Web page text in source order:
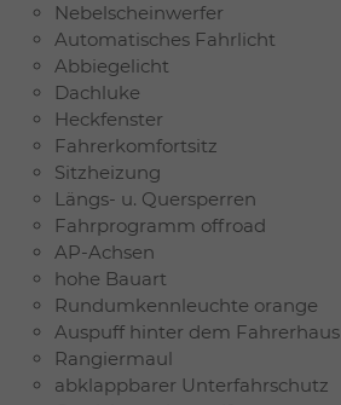
Nebelscheinwerfer
Automatisches Fahrlicht
Abbiegelicht
Dachluke
Heckfenster
Fahrerkomfortsitz
Sitzheizung
Längs- u. Quersperren
Fahrprogramm offroad
AP-Achsen
hohe Bauart
Rundumkennleuchte orange
Auspuff hinter dem Fahrerhaus
Rangiermaul
abklappbarer Unterfahrschutz